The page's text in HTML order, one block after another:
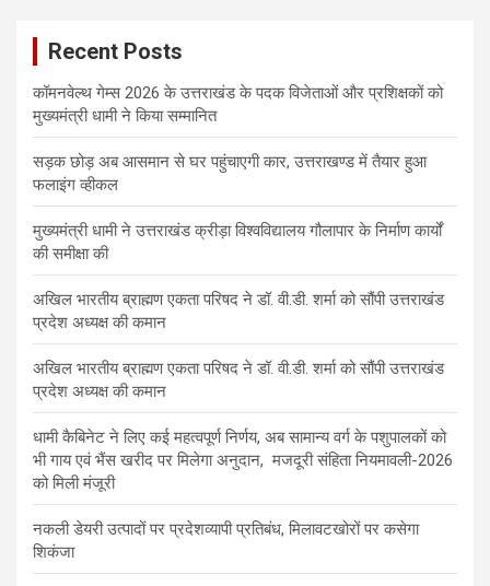
Recent Posts
कॉमनवेल्थ गेम्स 2026 के उत्तराखंड के पदक विजेताओं और प्रशिक्षकों को
मुख्यमंत्री धामी ने किया सम्मानित
सड़क छोड़ अब आसमान से घर पहुंचाएगी कार, उत्तराखण्ड में तैयार हुआ
फलाइंग व्हीकल
मुख्यमंत्री धामी ने उत्तराखंड क्रीड़ा विश्वविद्यालय गौलापार के निर्माण कार्यों
की समीक्षा की
अखिल भारतीय ब्राह्मण एकता परिषद ने डॉ. वी.डी. शर्मा को सौंपी उत्तराखंड
प्रदेश अध्यक्ष की कमान
अखिल भारतीय ब्राह्मण एकता परिषद ने डॉ. वी.डी. शर्मा को सौंपी उत्तराखंड
प्रदेश अध्यक्ष की कमान
धामी कैबिनेट ने लिए कई महत्वपूर्ण निर्णय, अब सामान्य वर्ग के पशुपालकों को
भी गाय एवं भैंस खरीद पर मिलेगा अनुदान, मजदूरी संहिता नियमावली-2026
को मिली मंजूरी
नकली डेयरी उत्पादों पर प्रदेशव्यापी प्रतिबंध, मिलावटखोरों पर कसेगा
शिकंजा